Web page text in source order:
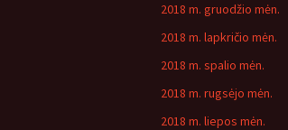
2018 m. gruodžio mėn.
2018 m. lapkričio mėn.
2018 m. spalio mėn.
2018 m. rugsėjo mėn.
2018 m. liepos mėn.